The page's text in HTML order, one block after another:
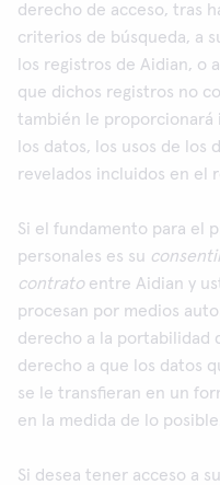
derecho de acceso, tras
criterios de búsqueda, a
los registros de Aidian, o
que dichos registros no
también le proporcionará
los datos, los usos de los
revelados incluidos en el
Si el fundamento para el
personales es su
contratoentre Aidian y
procesan por medios
derecho a la portabilidad
derecho a que los datos
se le transfieran en un
en la medida de lo
Si desea tener acceso a